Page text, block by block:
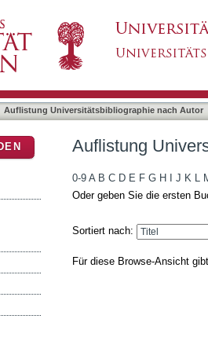
Auflistung Universitätsbibliographie nach Autor
Auflistung
0-9 A B C D E F G H J K L
Oder geben Sie die ersten
Sortiert nach:
Für diese Browse-Ansicht